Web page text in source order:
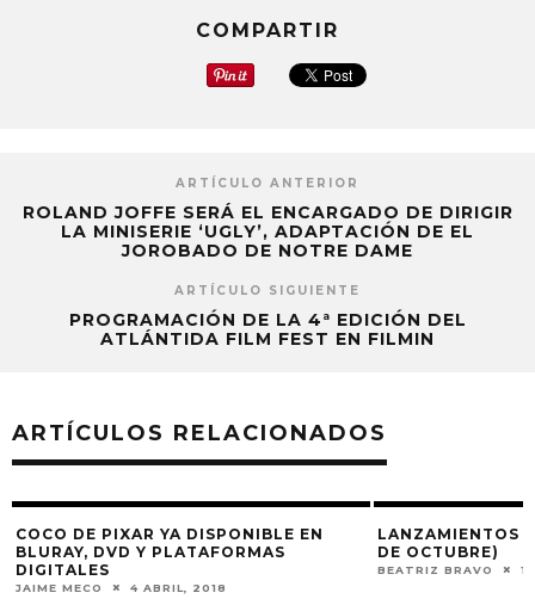
COMPARTIR
ARTÍCULO ANTERIOR
ROLAND JOFFE SERÁ EL ENCARGADO DE DIRIGIR
LA MINISERIE ‘UGLY’, ADAPTACIÓN DE EL
JOROBADO DE NOTRE DAME
ARTÍCULO SIGUIENTE
PROGRAMACIÓN DE LA 4ª EDICIÓN DEL
ATLÁNTIDA FILM FEST EN FILMIN
ARTÍCULOS RELACIONADOS
COCO DE PIXAR YA DISPONIBLE EN
BLURAY, DVD Y PLATAFORMAS
DIGITALES
JAIME MECO 4 ABRIL, 2018
LANZAMIENTOS
DE OCTUBRE)
BEATRIZ BRAVO